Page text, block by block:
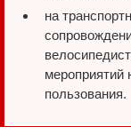
на
мероприятий
пользования.